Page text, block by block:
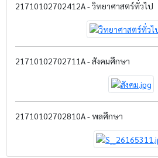
21710102702412A - วิทยาศาสตร์ทั่วไป
21710102702711A - สังคมศึกษา
21710102702810A - พลศึกษา